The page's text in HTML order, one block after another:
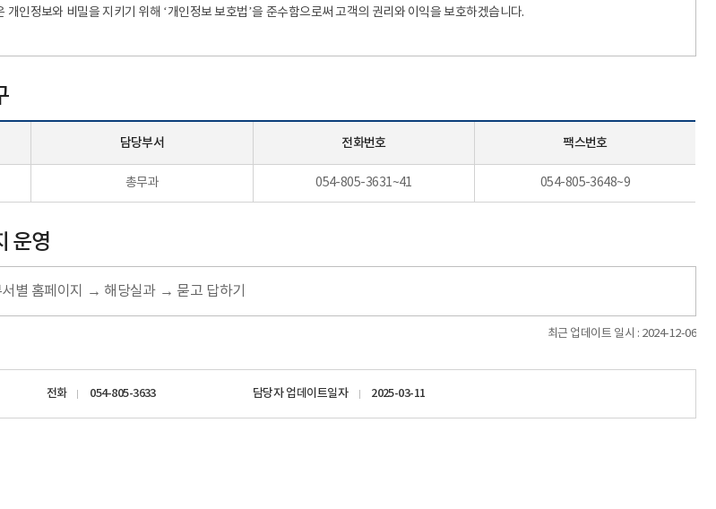
개인정보와 비밀을 지키기 위해 ‘개인정보 보호법’을 준수함으로써 고객의 권리와 이익을 보호하겠습니다.
담당부서 전화번호 팩스번호
총무과 054-805-3631~41 054-805-3648~9
운영
별 홈페이지 → 해당실과 → 묻고 답하기
최근 업데이트 일시 : 2024-12-06
전화 054-805-3633 담당자 업데이트일자 2025-03-11